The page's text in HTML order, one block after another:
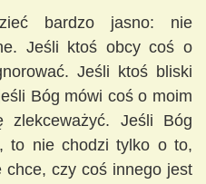
bardzo jasno: nie
Jeśli ktoś obcy coś o
Jeśli ktoś bliski
Bóg mówi coś o moim
Jeśli Bóg
to nie chodzi tylko o to,
czy coś innego jest